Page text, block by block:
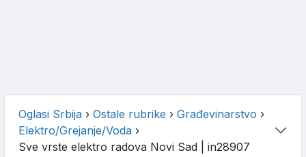
Oglasi Srbija › Ostale rubrike › Građevinarstvo ›
Elektro/Grejanje/Voda ›
Sve vrste elektro radova Novi Sad | in28907